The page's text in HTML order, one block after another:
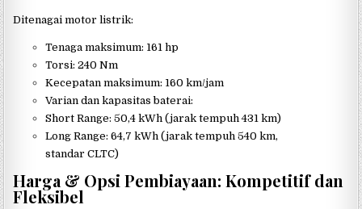
Ditenagai motor listrik:
Tenaga maksimum: 161 hp
Torsi: 240 Nm
Kecepatan maksimum: 160 km/jam
Varian dan kapasitas baterai:
Short Range: 50,4 kWh (jarak tempuh 431 km)
Long Range: 64,7 kWh (jarak tempuh 540 km,
standar CLTC)
Harga & Opsi Pembiayaan: Kompetitif dan
Fleksibel